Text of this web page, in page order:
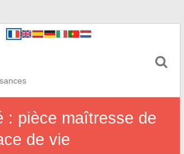
: pièce maîtresse de
de vie